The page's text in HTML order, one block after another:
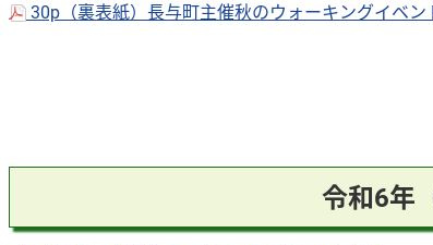
30p（裏表紙）長与町主催秋のウォーキングイベン
令和6年